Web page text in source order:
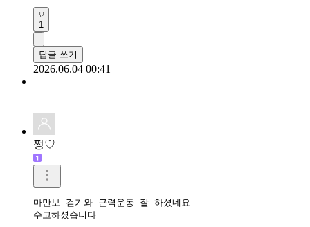
1
답글 쓰기
2026.06.04 00:41
쩡♡
마만보 걷기와 근력운동 잘 하셨네요
수고하셨습니다